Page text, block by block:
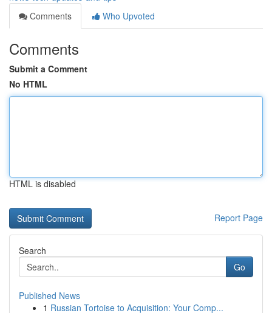
Comments
Who Upvoted
Comments
Submit a Comment
No HTML
HTML is disabled
Report Page
Search
Go
Published News
1 Russian Tortoise to Acquisition: Your Comp...